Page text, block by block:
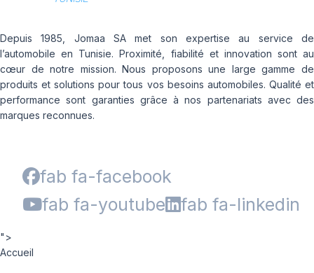
Depuis 1985, Jomaa SA met son expertise au service de
l’automobile en Tunisie. Proximité, fiabilité et innovation sont au
cœur de notre mission. Nous proposons une large gamme de
produits et solutions pour tous vos besoins automobiles. Qualité et
performance sont garanties grâce à nos partenariats avec des
marques reconnues.
fab fa-facebook
fab fa-youtube
fab fa-linkedin
">
Accueil